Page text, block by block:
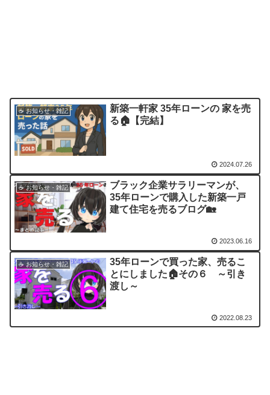
☕ お知らせ・雑記
新築一軒家 35年ローンの 家を売
る🏠️【完結】
2024.07.26
☕ お知らせ・雑記
ブラック企業サラリーマンが、
35年ローンで購入した新築一戸
建て住宅を売るブログ🏡
2023.06.16
☕ お知らせ・雑記
35年ローンで買った家、売るこ
とにしました🏠その６ ～引き
渡し～
2022.08.23